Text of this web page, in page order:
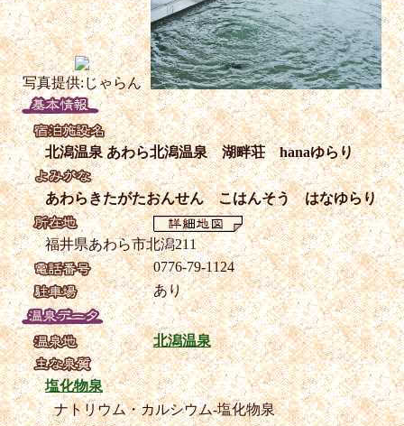
写真提供:じゃらん
北潟温泉 あわら北潟温泉 湖畔荘 hanaゆらり
あわらきたがたおんせん こはんそう はなゆらり
福井県あわら市北潟211
0776-79-1124
あり
北潟温泉
塩化物泉
ナトリウム・カルシウム-塩化物泉